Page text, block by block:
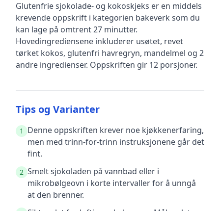
Glutenfrie sjokolade- og kokoskjeks er en middels
krevende oppskrift i kategorien bakeverk som du
kan lage på omtrent 27 minutter.
Hovedingrediensene inkluderer usøtet, revet
tørket kokos, glutenfri havregryn, mandelmel og 2
andre ingredienser. Oppskriften gir 12 porsjoner.
Tips og Varianter
1
Denne oppskriften krever noe kjøkkenerfaring,
men med trinn-for-trinn instruksjonene går det
fint.
2 Smelt sjokoladen på vannbad eller i
mikrobølgeovn i korte intervaller for å unngå
at den brenner.